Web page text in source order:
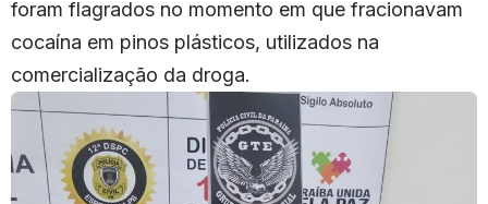
foram flagrados no momento em que fracionavam
cocaína em pinos plásticos, utilizados na
comercialização da droga.